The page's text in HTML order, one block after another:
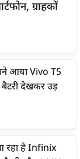
ग्राहकों
आया Vivo T5
देखकर उड़
रहा है Infinix